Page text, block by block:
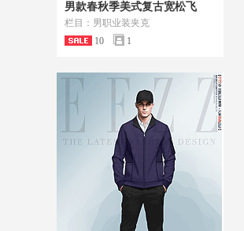
男款春秋季美式复古宽松飞
栏目：男职业装夹克
10
1